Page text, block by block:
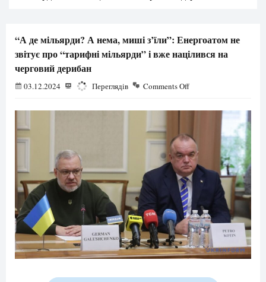
“А де мільярди? А нема, миші з’їли”: Енергоатом не
звітує про “тарифні мільярди” і вже націлився на
черговий дерибан
03.12.2024 1018 Переглядів Comments Off